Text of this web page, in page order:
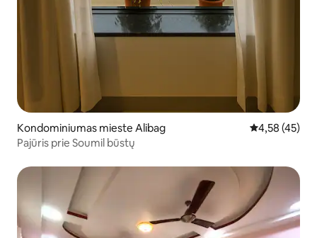
Kondominiumas mieste Alibag Vidutinis
4,58 (45)
Pajūris prie Soumil būstų